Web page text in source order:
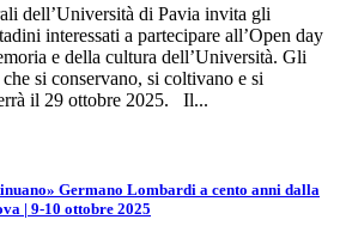
dell’Università di Pavia invita gli
interessati a partecipare all’Open day
e della cultura dell’Università. Gli
si conservano, si coltivano e si
il 29 ottobre 2025. Il...
Germano Lombardi a cento anni dalla
| 9-10 ottobre 2025